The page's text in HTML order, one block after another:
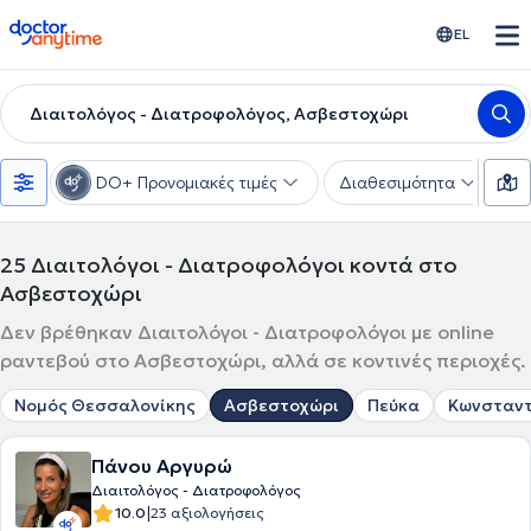
doctoranytime EL
Διαιτολόγος - Διατροφολόγος, Ασβεστοχώρι
DO+ Προνομιακές τιμές Διαθεσιμότητα
25 Διαιτολόγοι - Διατροφολόγοι κοντά στο
Ασβεστοχώρι
Δεν βρέθηκαν Διαιτολόγοι - Διατροφολόγοι με online
ραντεβού στο Ασβεστοχώρι, αλλά σε κοντινές περιοχές.
Νομός Θεσσαλονίκης Ασβεστοχώρι Πεύκα
Πάνου Αργυρώ
Διαιτολόγος - Διατροφολόγος
10.0|23 αξιολογήσεις